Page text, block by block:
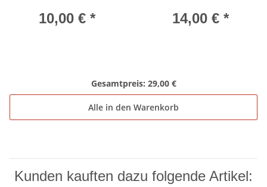
10,00 € * 14,00 € *
Gesamtpreis: 29,00 €
Alle in den Warenkorb
Kunden kauften dazu folgende Artikel: